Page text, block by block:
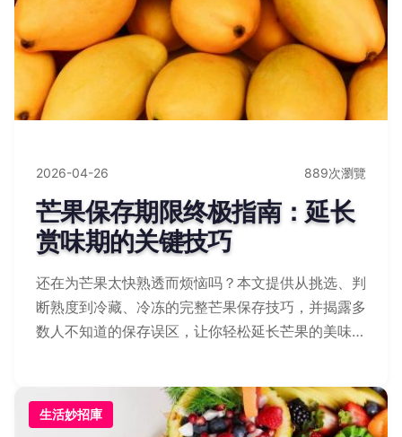
2026-04-26 889次瀏覽
芒果保存期限终极指南：延长
赏味期的关键技巧
还在为芒果太快熟透而烦恼吗？本文提供从挑选、判
断熟度到冷藏、冷冻的完整芒果保存技巧，并揭露多
数人不知道的保存误区，让你轻松延长芒果的美味期
生活妙招庫